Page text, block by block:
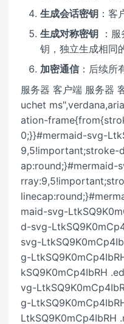
生成会话密钥 ：
生成对称密钥 ：
钥，独立生成相同
加密通信 ：后续
服务器 客户端 服务器
uchet
ation-
0;}}#mermaid-svg-
9,5!important;stroke-
ap:round;}#mermaid-
maid-svg-
d-svg-
svg-
g-
kSQ9K0mCp4IbRH
vg-
g-